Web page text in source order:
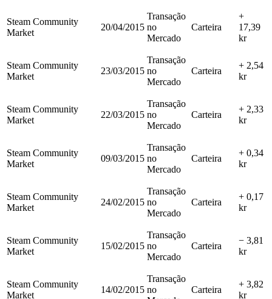
Steam Community
Market
20/04/2015
Transação
no
Mercado
Carteira
+
17,39
kr
Steam Community
Market
23/03/2015
Transação
no
Mercado
Carteira
+ 2,54
kr
Steam Community
Market
22/03/2015
Transação
no
Mercado
Carteira
+ 2,33
kr
Steam Community
Market
09/03/2015
Transação
no
Mercado
Carteira
+ 0,34
kr
Steam Community
Market
24/02/2015
Transação
no
Mercado
Carteira
+ 0,17
kr
Steam Community
Market
15/02/2015
Transação
no
Mercado
Carteira
− 3,81
kr
Steam Community
Market
14/02/2015
Transação
no
Carteira
+ 3,82
kr